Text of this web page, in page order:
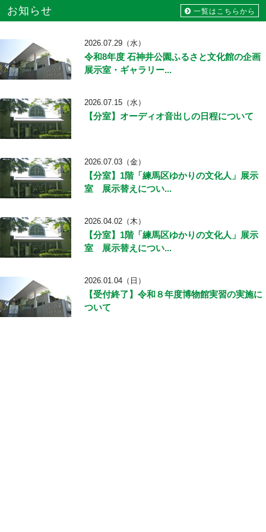
お知らせ 一覧はこちらから
2026.07.29（水）
令和8年度 石神井公園ふるさと文化館の企画
展示室・ギャラリー...
2026.07.15（水）
【分室】オーディオ音出しの日程について
2026.07.03（金）
【分室】1階「練馬区ゆかりの文化人」展示
室 展示替えについ...
2026.04.02（木）
【分室】1階「練馬区ゆかりの文化人」展示
室 展示替えについ...
2026.01.04（日）
【受付終了】令和８年度博物館実習の実施に
ついて